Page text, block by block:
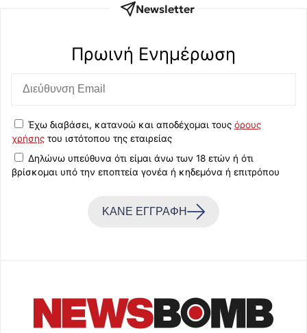
Newsletter
Πρωινή Eνημέρωση
Έχω διαβάσει, κατανοώ και αποδέχομαι τους όρους
χρήσης του ιστότοπου της εταιρείας
Δηλώνω υπεύθυνα ότι είμαι άνω των 18 ετών ή ότι
βρίσκομαι υπό την εποπτεία γονέα ή κηδεμόνα ή επιτρόπου
ΚΑΝΕ ΕΓΓΡΑΦΗ